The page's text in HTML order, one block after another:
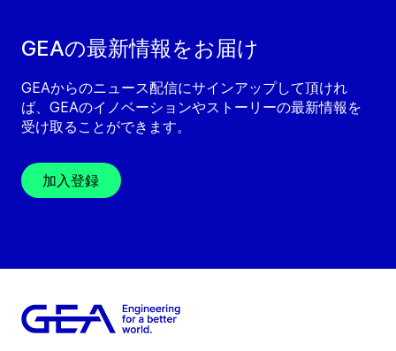
GEAの最新情報をお届け
GEAからのニュース配信にサインアップして頂けれ
ば、GEAのイノベーションやストーリーの最新情報を
受け取ることができます。
加入登録